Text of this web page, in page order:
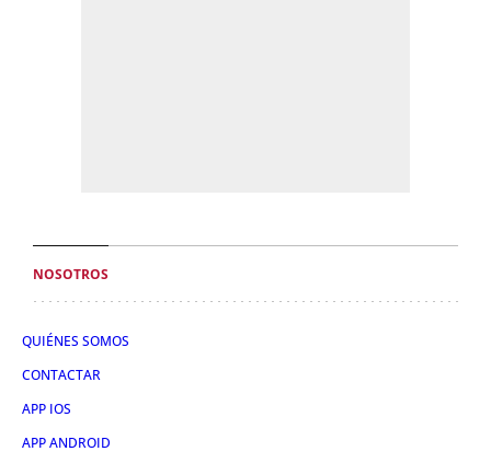
NOSOTROS
QUIÉNES SOMOS
CONTACTAR
APP IOS
APP ANDROID